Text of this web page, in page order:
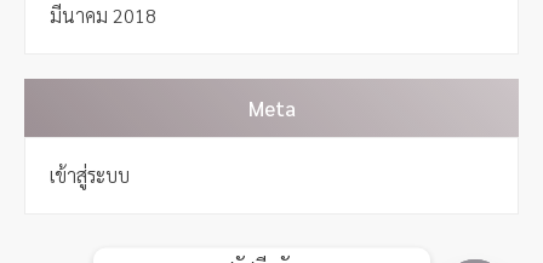
มีนาคม 2018
Meta
เข้าสู่ระบบ